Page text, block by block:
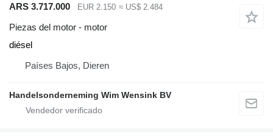
ARS 3.717.000 EUR 2.150 ≈ US$ 2.484
Piezas del motor - motor
diésel
Países Bajos, Dieren
Handelsonderneming Wim Wensink BV